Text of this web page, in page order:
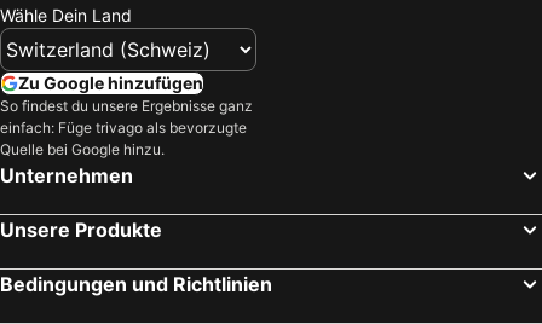
Wähle Dein Land
Zu Google hinzufügen
So findest du unsere Ergebnisse ganz
einfach: Füge trivago als bevorzugte
Quelle bei Google hinzu.
Unternehmen
Unsere Produkte
Bedingungen und Richtlinien